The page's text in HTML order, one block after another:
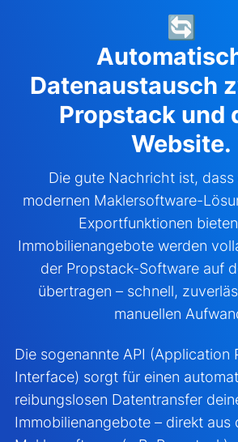
🔄
Datenaustausch
Propstack und
Website.
Die gute Nachricht ist, dass
modernen Maklersoftware-
Exportfunktionen
Immobilienangebote werden
der Propstack-Software auf
übertragen – schnell,
manuellen
Die sogenannte API (Application
Interface) sorgt für einen
reibungslosen Datentransfer
Immobilienangebote – direkt aus